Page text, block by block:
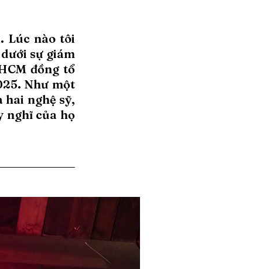
Lúc nào tôi
sự giám
đồng tổ
Như một
nghệ sỹ,
nghĩ của họ